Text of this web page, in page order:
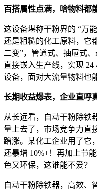
百搭属性点满，啥物料都
这设备堪称干粉界的 “万
还是粗糙的化工原料，它
二变”，管道式、抽屉式
直接嵌入生产线，实现 24
设备，面对大流量物料也
长期收益爆表，企业直呼
从长远看，自动干粉除铁
量上去了，市场竞争力直
蹭涨。某化工企业用了它
还暴增 10%+！再加上节
色又环保，这谁能不爱？
自动干粉除铁器，高效、